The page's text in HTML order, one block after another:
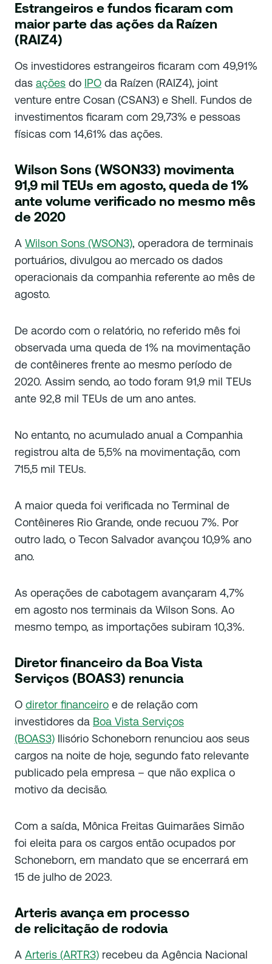
Estrangeiros e fundos ficaram com
maior parte das ações da Raízen
(RAIZ4)
Os investidores estrangeiros ficaram com 49,91%
das ações do IPO da Raízen (RAIZ4), joint
venture entre Cosan (CSAN3) e Shell. Fundos de
investimentos ficaram com 29,73% e pessoas
físicas com 14,61% das ações.
Wilson Sons (WSON33) movimenta
91,9 mil TEUs em agosto, queda de 1%
ante volume verificado no mesmo mês
de 2020
A Wilson Sons (WSON3), operadora de terminais
portuários, divulgou ao mercado os dados
operacionais da companhia referente ao mês de
agosto.
De acordo com o relatório, no referido mês foi
observada uma queda de 1% na movimentação
de contêineres frente ao mesmo período de
2020. Assim sendo, ao todo foram 91,9 mil TEUs
ante 92,8 mil TEUs de um ano antes.
No entanto, no acumulado anual a Companhia
registrou alta de 5,5% na movimentação, com
715,5 mil TEUs.
A maior queda foi verificada no Terminal de
Contêineres Rio Grande, onde recuou 7%. Por
outro lado, o Tecon Salvador avançou 10,9% ano
ano.
As operações de cabotagem avançaram 4,7%
em agosto nos terminais da Wilson Sons. Ao
mesmo tempo, as importações subiram 10,3%.
Diretor financeiro da Boa Vista
Serviços (BOAS3) renuncia
O diretor financeiro e de relação com
investidores da Boa Vista Serviços
(BOAS3) Ilisório Schoneborn renunciou aos seus
cargos na noite de hoje, segundo fato relevante
publicado pela empresa – que não explica o
motivo da decisão.
Com a saída, Mônica Freitas Guimarães Simão
foi eleita para os cargos então ocupados por
Schoneborn, em mandato que se encerrará em
15 de julho de 2023.
Arteris avança em processo
de relicitação de rodovia
A Arteris (ARTR3) recebeu da Agência Nacional